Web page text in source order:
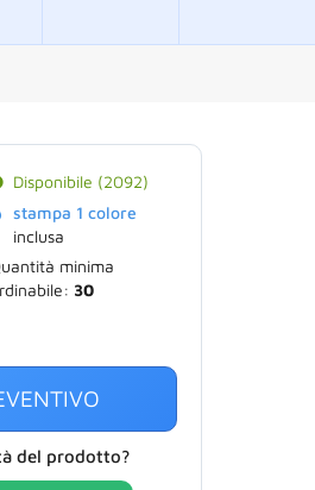
Disponibile (2092)
stampa 1 colore
inclusa
minima
30
del prodotto?